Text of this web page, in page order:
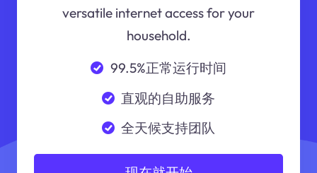
versatile internet access for your
household.
99.5%正常运行时间
直观的自助服务
全天候支持团队